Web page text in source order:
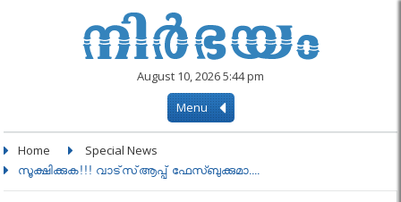
August 10, 2026 5:44 pm
Menu
Home Special News
സൂക്ഷിക്കുക!!! വാട്‌സ്ആപ്പ് ഫേസ്ബുക്കുമാ....